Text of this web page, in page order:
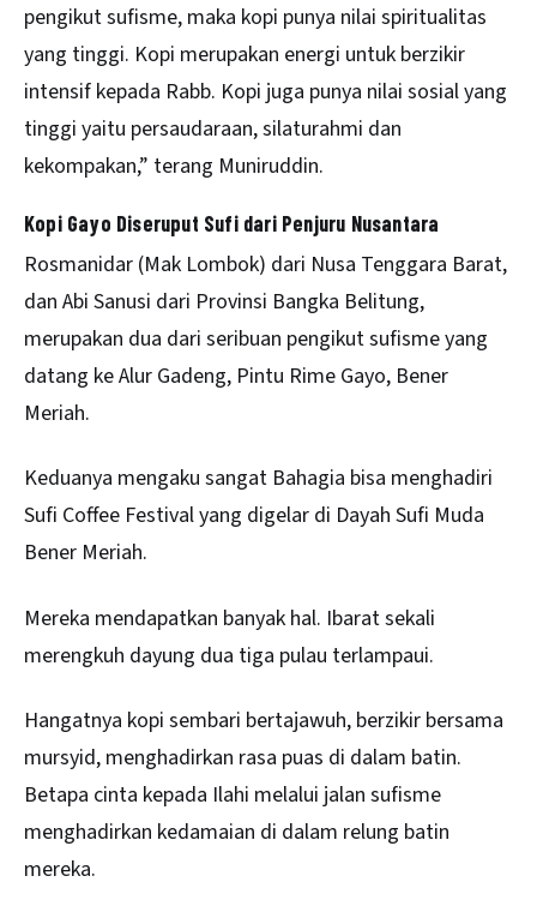
pengikut sufisme, maka kopi punya nilai spiritualitas
yang tinggi. Kopi merupakan energi untuk berzikir
intensif kepada Rabb. Kopi juga punya nilai sosial yang
tinggi yaitu persaudaraan, silaturahmi dan
kekompakan,” terang Muniruddin.
Kopi Gayo Diseruput Sufi dari Penjuru Nusantara
Rosmanidar (Mak Lombok) dari Nusa Tenggara Barat,
dan Abi Sanusi dari Provinsi Bangka Belitung,
merupakan dua dari seribuan pengikut sufisme yang
datang ke Alur Gadeng, Pintu Rime Gayo, Bener
Meriah.
Keduanya mengaku sangat Bahagia bisa menghadiri
Sufi Coffee Festival yang digelar di Dayah Sufi Muda
Bener Meriah.
Mereka mendapatkan banyak hal. Ibarat sekali
merengkuh dayung dua tiga pulau terlampaui.
Hangatnya kopi sembari bertajawuh, berzikir bersama
mursyid, menghadirkan rasa puas di dalam batin.
Betapa cinta kepada Ilahi melalui jalan sufisme
menghadirkan kedamaian di dalam relung batin
mereka.